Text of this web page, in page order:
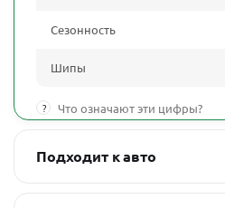
Сезонность
Шипы
? Что означают эти цифры?
Подходит к авто